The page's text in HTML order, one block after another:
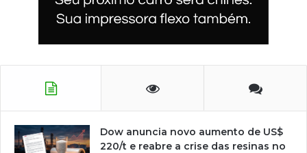
Dow anuncia novo aumento de US$
220/t e reabre a crise das resinas no